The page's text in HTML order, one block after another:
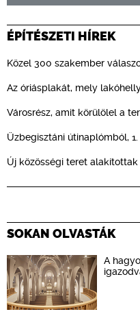
ÉPÍTÉSZETI HÍREK
Közel 300 szakember
Az óriásplakát, mely
Városrész, amit körülölel a
Üzbegisztáni útinaplómból, 1.
Új közösségi teret alakítottak
SOKAN OLVASTÁK
A